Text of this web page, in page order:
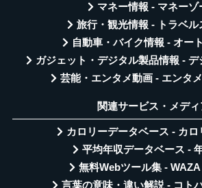
マネー情報 - マネーゾ
旅行・観光情報 - トラベル
自動車・バイク情報 - オー
ガジェット・デジタル製品情報 - デ
芸能・エンタメ動画 - エンタ
関連サービス・メディ
カロリーデータベース - カロ
平均年収データベース -
無料Webツール集 -
言葉の意味・違い解説 - コト